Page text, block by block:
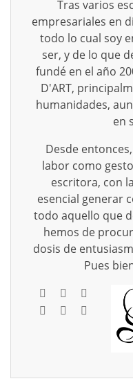
Tras varios
empresariales en
todo lo cual soy
ser, y de lo que
fundé en el año
D'ART,
humanidades,
en
Desde
labor como
escritora, con
esencial generar
todo aquello que
hemos de
dosis de
Pues